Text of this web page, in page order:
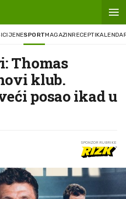
CIJENESPORTMAGAZINRECEPTI
Thomas
klub.
posao ikad u
SPONZOR RUBRIKE